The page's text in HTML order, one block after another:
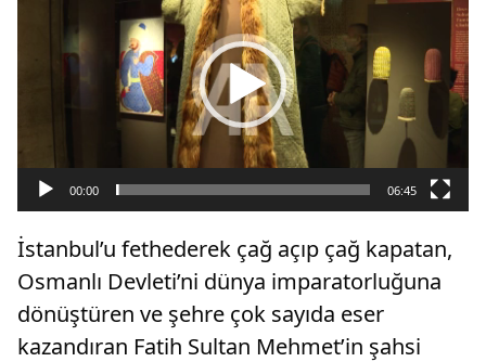
00:00 06:45
İstanbul’u fethederek çağ açıp çağ kapatan,
Osmanlı Devleti’ni dünya imparatorluğuna
dönüştüren ve şehre çok sayıda eser
kazandıran Fatih Sultan Mehmet’in şahsi